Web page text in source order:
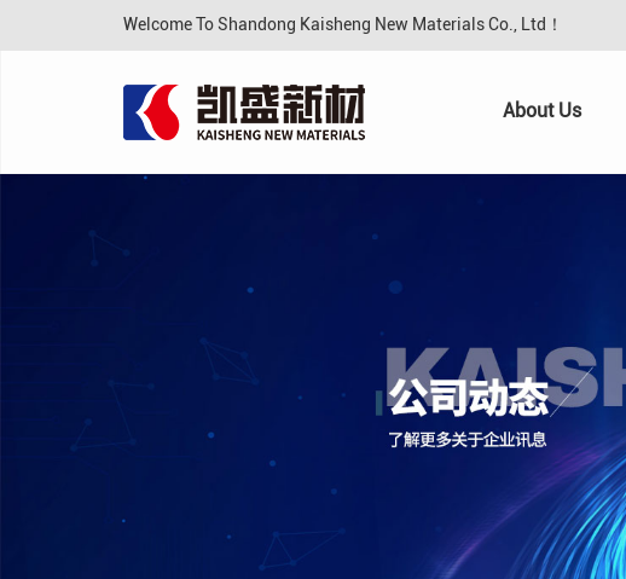
Welcome To Shandong Kaisheng New Materials Co., Ltd！
About Us